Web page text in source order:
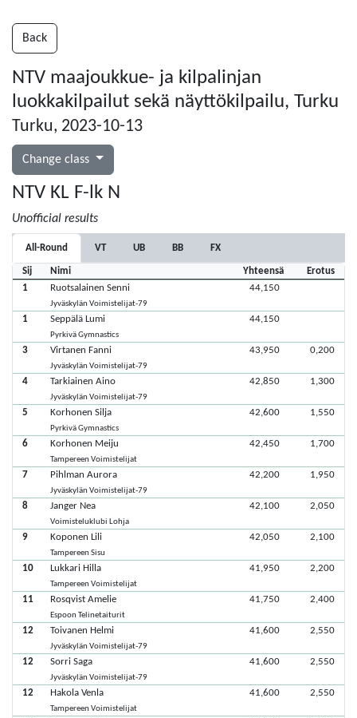
Back
NTV maajoukkue- ja kilpalinjan
luokkakilpailut sekä näyttökilpailu, Turku
Turku, 2023-10-13
Change class
NTV KL F-lk N
Unofficial results
All-Round VT UB BB FX
Sij Nimi Yhteensä
Erotus
1
Ruotsalainen Senni
Jyväskylän Voimistelijat-79
44,150
1 Seppälä Lumi
Pyrkivä Gymnastics
44,150
3 Virtanen Fanni
Jyväskylän Voimistelijat-79
43,950 0,200
4 Tarkiainen Aino
Jyväskylän Voimistelijat-79
42,850 1,300
5 Korhonen Silja
Pyrkivä Gymnastics
42,600 1,550
6 Korhonen Meiju
Tampereen Voimistelijat
42,450 1,700
7 Pihlman Aurora
Jyväskylän Voimistelijat-79
42,200 1,950
8 Janger Nea
Voimisteluklubi Lohja
42,100 2,050
9 Koponen Lili
Tampereen Sisu
42,050 2,100
10 Lukkari Hilla
Tampereen Voimistelijat
41,950 2,200
11 Rosqvist Amelie
Espoon Telinetaiturit
41,750 2,400
12 Toivanen Helmi
Jyväskylän Voimistelijat-79
41,600 2,550
12 Sorri Saga
Jyväskylän Voimistelijat-79
41,600 2,550
12 Hakola Venla
Tampereen Voimistelijat
41,600 2,550